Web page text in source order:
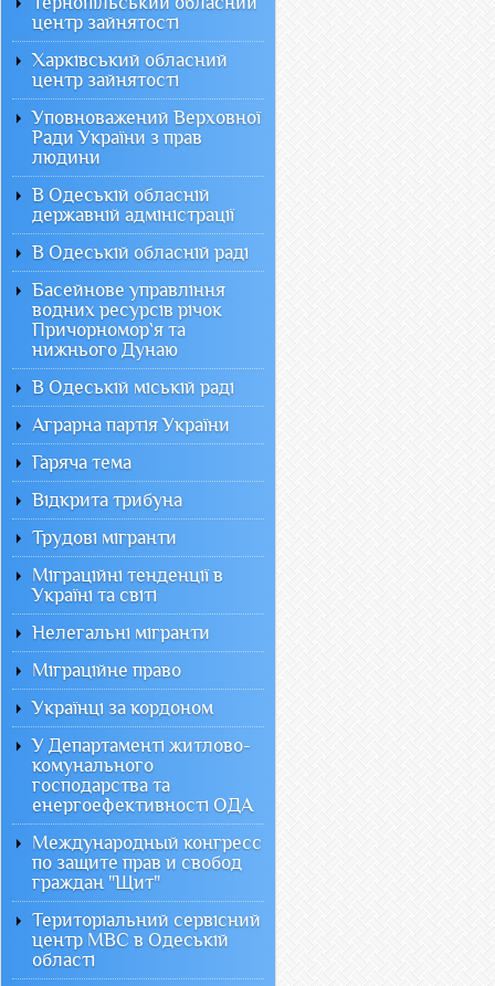
центр зайнятості
Харківський обласний
центр зайнятості
Уповноважений Верховної
Ради України з прав
людини
В Одеській обласній
державній адміністрації
В Одеській обласній раді
Басейнове управління
водних ресурсів річок
Причорномор`я та
нижнього Дунаю
В Одеській міській раді
Аграрна партія України
Гаряча тема
Відкрита трибуна
Трудові мігранти
Міграційні тенденції в
Україні та світі
Нелегальні мігранти
Міграційне право
Українці за кордоном
У Департаменті житлово-
комунального
господарства та
енергоефективності ОДА
Международный конгресс
по защите прав и свобод
граждан "Щит"
Територіальний сервісний
центр МВС в Одеській
області